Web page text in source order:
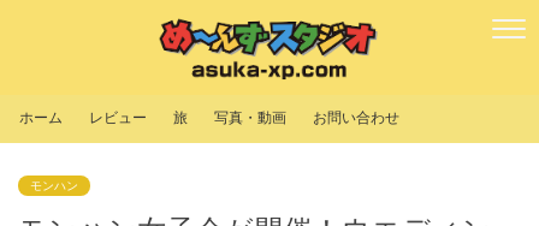
ホーム レビュー 旅 写真・動画 お問い合わせ
モンハン